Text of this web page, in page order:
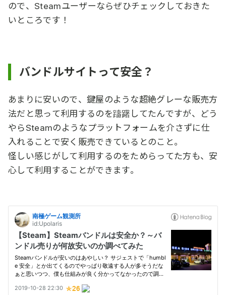
ので、Steamユーザーならぜひチェックしておきた
いところです！
バンドルサイトって安全？
あまりに安いので、鍵屋のような超絶グレーな販売方
法だと思って利用するのを躊躇してたんですが、どう
やらSteamのようなプラットフォームを介さずに仕
入れることで安く販売できているとのこと。
怪しい感じがして利用するのをためらってた方も、安
心して利用することができます。